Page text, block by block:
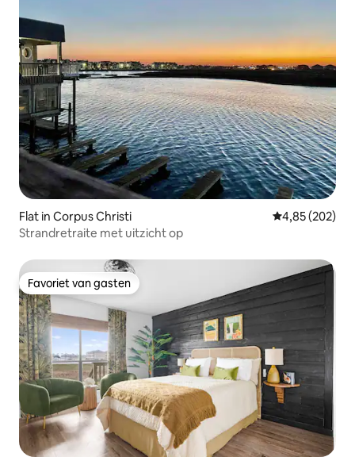
Flat in Corpus Christi Gemiddelde
4,85 (202)
Strandretraite met uitzicht op
Favoriet van gasten
Favoriet van gasten